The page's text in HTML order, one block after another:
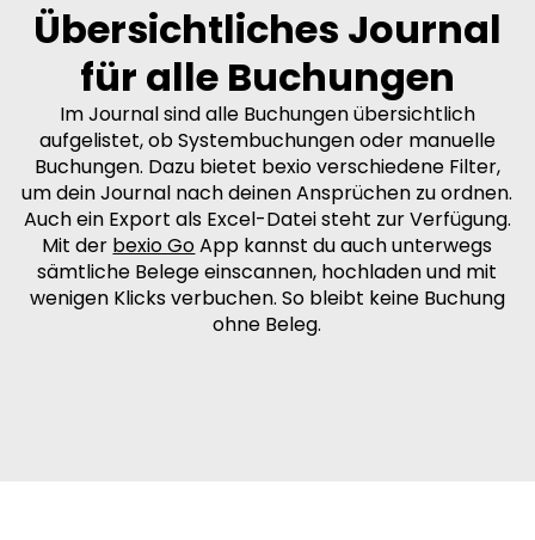
Übersichtliches Journal
für alle Buchungen
Im Journal sind alle Buchungen übersichtlich
aufgelistet, ob Systembuchungen oder manuelle
Buchungen. Dazu bietet bexio verschiedene Filter,
um dein Journal nach deinen Ansprüchen zu ordnen.
Auch ein Export als Excel-Datei steht zur Verfügung.
Mit der bexio GoApp kannst du auch unterwegs
sämtliche Belege einscannen, hochladen und mit
wenigen Klicks verbuchen. So bleibt keine Buchung
ohne Beleg.